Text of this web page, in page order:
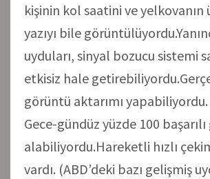
kişinin kol saatini ve yelkovanın
yazıyı bile
uyduları, sinyal bozucu sistemi
etkisiz hale
görüntü aktarımı yapabiliyordu.
Gece-gündüz yüzde 100
alabiliyordu.Hareketli hızlı
vardı. (ABD’deki bazı gelişmiş